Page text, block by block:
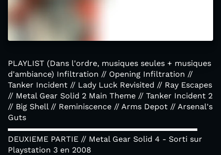
PLAYLIST (Dans l'ordre, musiques seules + musiques
d'ambiance) Infiltration // Opening Infiltration //
Tanker Incident // Lady Luck Revisited // Ray Escapes
// Metal Gear Solid 2 Main Theme // Tanker Incident 2
// Big Shell // Reminiscence // Arms Depot // Arsenal's
Guts
▬▬▬▬▬▬▬▬▬▬▬▬▬▬▬▬▬▬▬▬▬▬▬▬
DEUXIEME PARTIE // Metal Gear Solid 4 - Sorti sur
Playstation 3 en 2008